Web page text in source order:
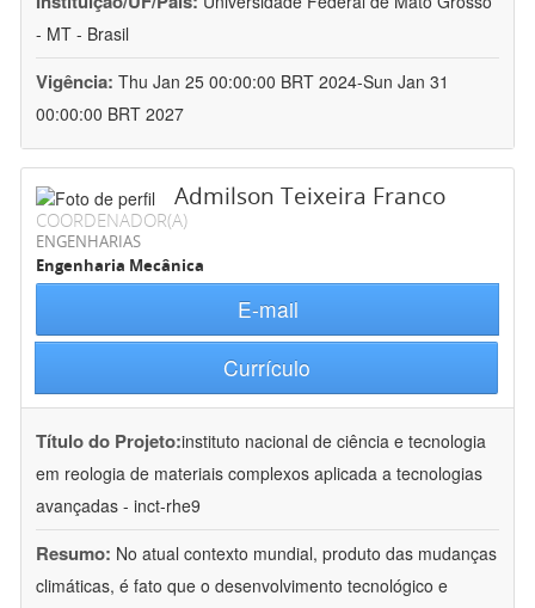
- MT - Brasil
Vigência: Thu Jan 25 00:00:00 BRT 2024-Sun Jan 31
00:00:00 BRT 2027
Admilson Teixeira Franco
COORDENADOR(A)
ENGENHARIAS
Engenharia Mecânica
E-mail
Currículo
Título do Projeto:instituto nacional de ciência e tecnologia
em reologia de materiais complexos aplicada a tecnologias
avançadas - inct-rhe9
Resumo: No atual contexto mundial, produto das mudanças
climáticas, é fato que o desenvolvimento tecnológico e